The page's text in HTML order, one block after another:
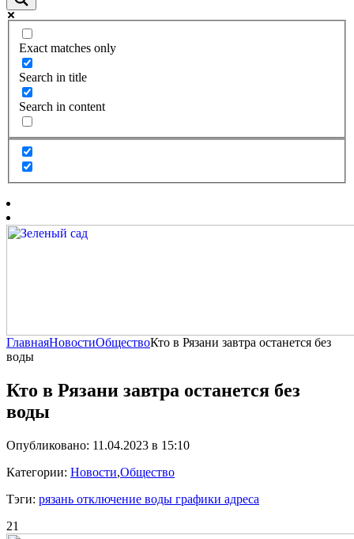
Exact matches only
Search in title
Search in content
ГлавнаяНовостиОбществоКто в Рязани завтра останется без
воды
Кто в Рязани завтра останется без
воды
Опубликовано: 11.04.2023 в 15:10
Категории: Новости,Общество
Тэги: рязань отключение воды графики адреса
21